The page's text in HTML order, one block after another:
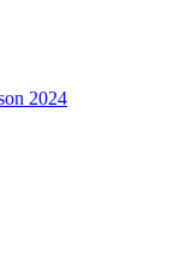
2024